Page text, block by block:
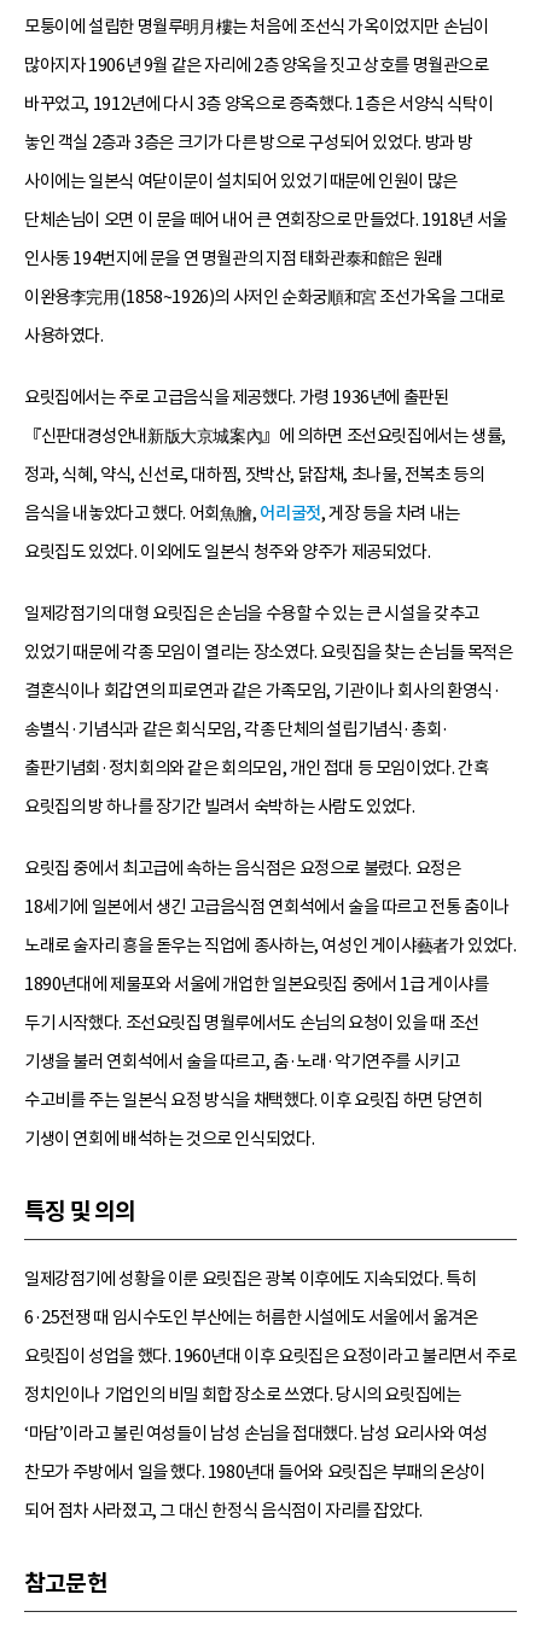
모퉁이에 설립한 명월루明月樓는 처음에 조선식 가옥이었지만 손님이
많아지자 1906년 9월 같은 자리에 2층 양옥을 짓고 상호를 명월관으로
바꾸었고, 1912년에 다시 3층 양옥으로 증축했다. 1층은 서양식 식탁이
놓인 객실 2층과 3층은 크기가 다른 방으로 구성되어 있었다. 방과 방
사이에는 일본식 여닫이문이 설치되어 있었기 때문에 인원이 많은
단체손님이 오면 이 문을 떼어 내어 큰 연회장으로 만들었다. 1918년 서울
인사동 194번지에 문을 연 명월관의 지점 태화관泰和館은 원래
이완용李完用(1858~1926)의 사저인 순화궁順和宮 조선가옥을 그대로
사용하였다.
요릿집에서는 주로 고급음식을 제공했다. 가령 1936년에 출판된
『신판대경성안내新版大京城案內』에 의하면 조선요릿집에서는 생률,
정과, 식혜, 약식, 신선로, 대하찜, 잣박산, 닭잡채, 초나물, 전복초 등의
음식을 내놓았다고 했다. 어회魚膾, 어리굴젓, 게장 등을 차려 내는
요릿집도 있었다. 이외에도 일본식 청주와 양주가 제공되었다.
일제강점기의 대형 요릿집은 손님을 수용할 수 있는 큰 시설을 갖추고
있었기 때문에 각종 모임이 열리는 장소였다. 요릿집을 찾는 손님들 목적은
결혼식이나 회갑연의 피로연과 같은 가족모임, 기관이나 회사의 환영식·
송별식·기념식과 같은 회식모임, 각종 단체의 설립기념식·총회·
출판기념회·정치회의와 같은 회의모임, 개인 접대 등 모임이었다. 간혹
요릿집의 방 하나를 장기간 빌려서 숙박하는 사람도 있었다.
요릿집 중에서 최고급에 속하는 음식점은 요정으로 불렸다. 요정은
18세기에 일본에서 생긴 고급음식점 연회석에서 술을 따르고 전통 춤이나
노래로 술자리 흥을 돋우는 직업에 종사하는, 여성인 게이샤藝者가 있었다.
1890년대에 제물포와 서울에 개업한 일본요릿집 중에서 1급 게이샤를
두기 시작했다. 조선요릿집 명월루에서도 손님의 요청이 있을 때 조선
기생을 불러 연회석에서 술을 따르고, 춤·노래·악기연주를 시키고
수고비를 주는 일본식 요정 방식을 채택했다. 이후 요릿집 하면 당연히
기생이 연회에 배석하는 것으로 인식되었다.
특징 및 의의
일제강점기에 성황을 이룬 요릿집은 광복 이후에도 지속되었다. 특히
6·25전쟁 때 임시수도인 부산에는 허름한 시설에도 서울에서 옮겨온
요릿집이 성업을 했다. 1960년대 이후 요릿집은 요정이라고 불리면서 주로
정치인이나 기업인의 비밀 회합 장소로 쓰였다. 당시의 요릿집에는
‘마담’이라고 불린 여성들이 남성 손님을 접대했다. 남성 요리사와 여성
찬모가 주방에서 일을 했다. 1980년대 들어와 요릿집은 부패의 온상이
되어 점차 사라졌고, 그 대신 한정식 음식점이 자리를 잡았다.
참고문헌